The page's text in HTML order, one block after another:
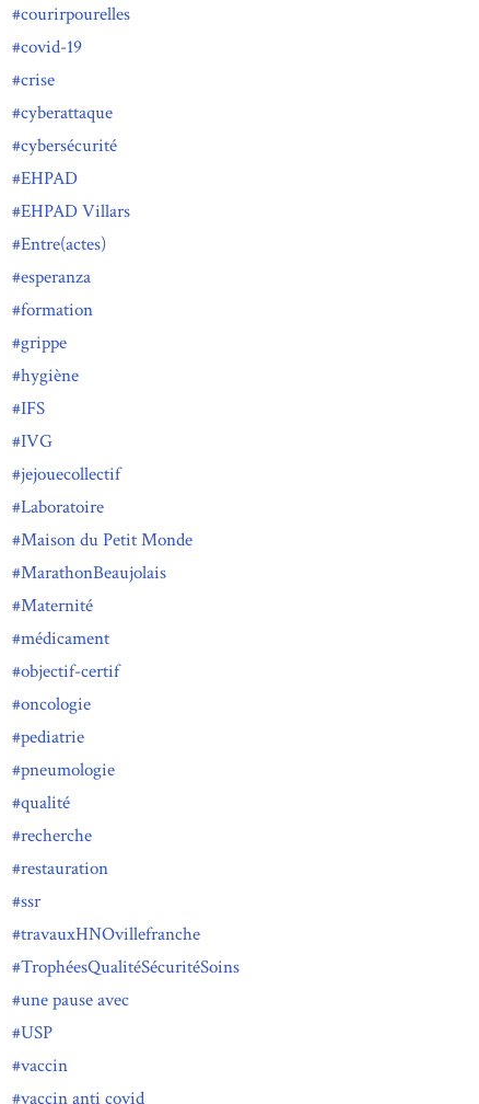
courirpourelles
covid-19
crise
cyberattaque
cybersécurité
EHPAD
EHPAD Villars
Entre(actes)
esperanza
formation
grippe
hygiène
IFS
IVG
jejouecollectif
Laboratoire
Maison du Petit Monde
MarathonBeaujolais
Maternité
médicament
objectif-certif
oncologie
pediatrie
pneumologie
qualité
recherche
restauration
ssr
travauxHNOvillefranche
TrophéesQualitéSécuritéSoins
une pause avec
USP
vaccin
vaccin anti covid